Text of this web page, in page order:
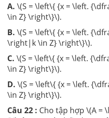
A. \(S = \left\{ {x = \left.
\in Z} \right\}\).
B. \(S = \left\{ {x = \left.
\right|k \in Z} \right\}\).
C. \(S = \left\{ {x = \left.
\in Z} \right\}\).
D. \(S = \left\{ {x = \left.
\in Z} \right\}\).
Câu 22 : Cho tập hợp \(A =